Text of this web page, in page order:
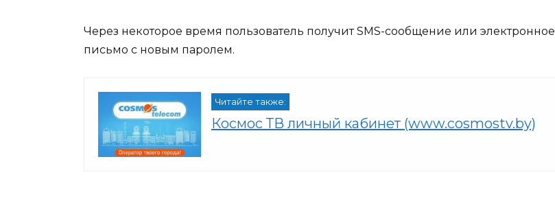
Через некоторое время пользователь получит SMS-сообщение или электронное
письмо с новым паролем.
Читайте также:
Космос ТВ личный кабинет (www.cosmostv.by)